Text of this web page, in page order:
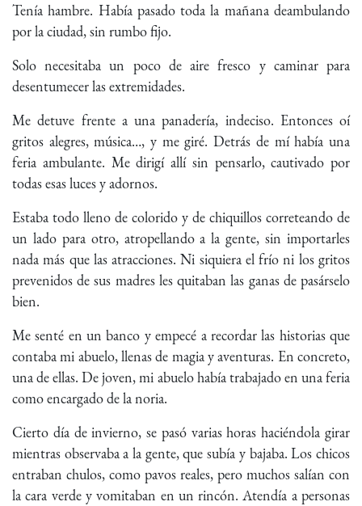
Tenía hambre. Había pasado toda la mañana deambulando
por la ciudad, sin rumbo fijo.
Solo necesitaba un poco de aire fresco y caminar para
desentumecer las extremidades.
Me detuve frente a una panadería, indeciso. Entonces oí
gritos alegres, música…, y me giré. Detrás de mí había una
feria ambulante. Me dirigí allí sin pensarlo, cautivado por
todas esas luces y adornos.
Estaba todo lleno de colorido y de chiquillos correteando de
un lado para otro, atropellando a la gente, sin importarles
nada más que las atracciones. Ni siquiera el frío ni los gritos
prevenidos de sus madres les quitaban las ganas de pasárselo
bien.
Me senté en un banco y empecé a recordar las historias que
contaba mi abuelo, llenas de magia y aventuras. En concreto,
una de ellas. De joven, mi abuelo había trabajado en una feria
como encargado de la noria.
Cierto día de invierno, se pasó varias horas haciéndola girar
mientras observaba a la gente, que subía y bajaba. Los chicos
entraban chulos, como pavos reales, pero muchos salían con
la cara verde y vomitaban en un rincón. Atendía a personas